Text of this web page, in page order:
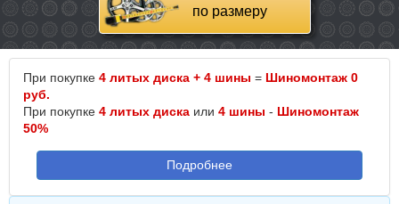
по размеру
При покупке 4 литых диска + 4 шины = Шиномонтаж 0
руб.
При покупке 4 литых диска или 4 шины - Шиномонтаж
50%
Подробнее